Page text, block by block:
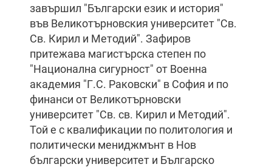
завършил "Български език и история"
във Великотърновския университет "Св.
Св. Кирил и Методий". Зафиров
притежава магистърска степен по
"Национална сигурност" от Военна
академия "Г.С. Раковски" в София и по
финанси от Великотърновски
университет "Св. св. Кирил и Методий".
Той е с квалификации по политология и
политически мениджмънт в Нов
български университет и Българско